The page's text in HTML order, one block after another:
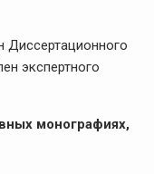
Диссертационного
экспертного
монографиях,